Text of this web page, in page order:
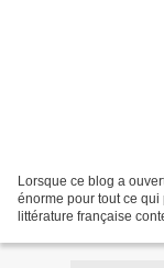
Lorsque ce blog a
énorme pour tout ce
littérature française